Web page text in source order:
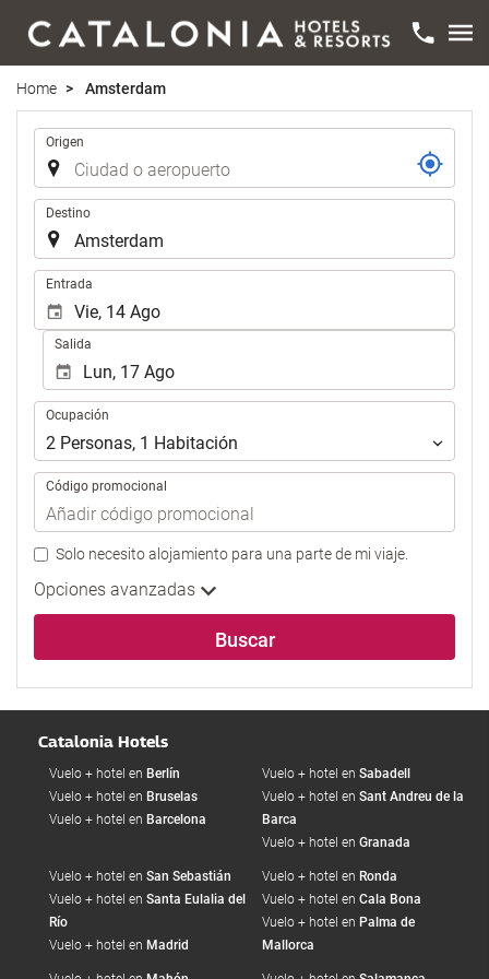
Home Amsterdam
Trayecto
Origen
Destino
Introduzca
las
fechas
inicio
fin
para
realizar
búsqueda
de
su
hotel.
Entrada
Salida
Ocupación
Ocupación
2 Personas, 1 Habitación
Código promocional
Solo necesito alojamiento para una parte de mi viaje.
Opciones avanzadas
Buscar
Catalonia Hotels
Vuelo + hotel en Berlín
Vuelo + hotel en Bruselas
Vuelo + hotel en Barcelona
Vuelo + hotel en Sabadell
Vuelo + hotel en Sant Andreu de la
Barca
Vuelo + hotel en Granada
Vuelo + hotel en San Sebastián
Vuelo + hotel en Santa Eulalia del
Río
Vuelo + hotel en Madrid
Vuelo + hotel en Ronda
Vuelo + hotel en Cala Bona
Vuelo + hotel en Palma de
Mallorca